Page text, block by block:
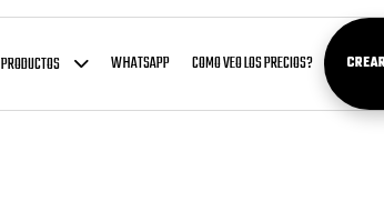
PRODUCTOS WHATSAPP COMO VEO LOS PRECIOS?